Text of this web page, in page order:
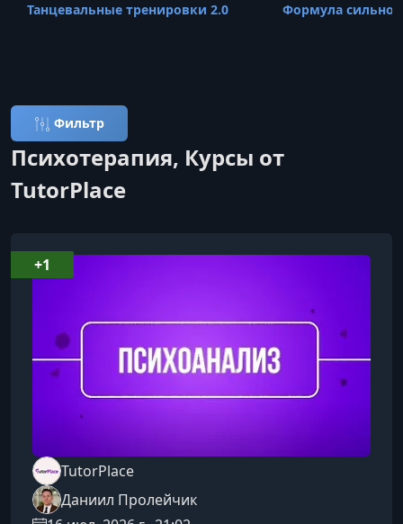
Танцевальные тренировки 2.0 Формула
Фильтр
Психотерапия, Курсы от
TutorPlace
TutorPlace
Даниил Пролейчик
+1